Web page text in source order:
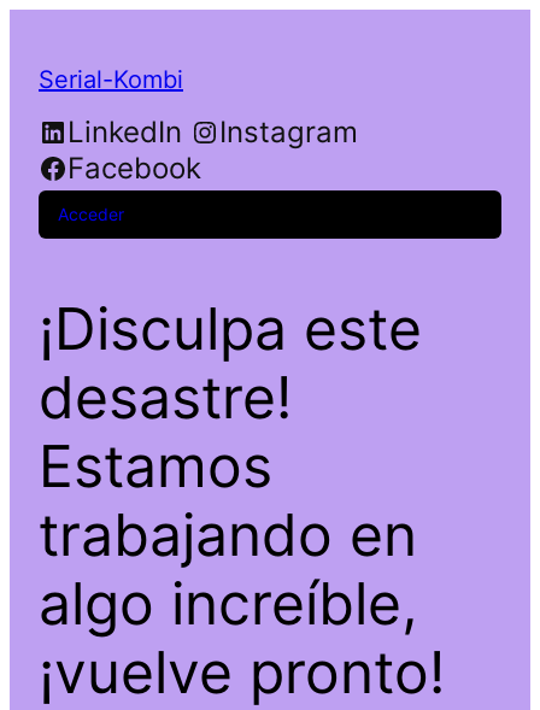
Serial-Kombi
LinkedIn
Instagram
Facebook
Acceder
¡Disculpa este
desastre!
Estamos
trabajando en
algo increíble,
¡vuelve pronto!